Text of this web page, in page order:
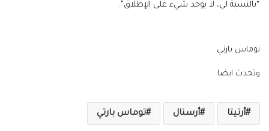
“بالنسبة لي، لا يوجد شيء على الإطلاق”.
توماس بارتي
وتحدث ايضا
أرتيتا أرسنال توماس بارتي